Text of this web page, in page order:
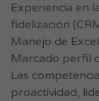
Experiencia en
fidelización
Manejo de
Marcado perfil
Las
proactividad,